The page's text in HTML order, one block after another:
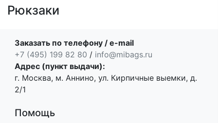
Рюкзаки
Заказать по телефону / e-mail
+7 (495) 199 82 80 / info@mibags.ru
Адрес (пункт выдачи):
г. Москва, м. Аннино, ул. Кирпичные выемки, д.
2/1
Помощь